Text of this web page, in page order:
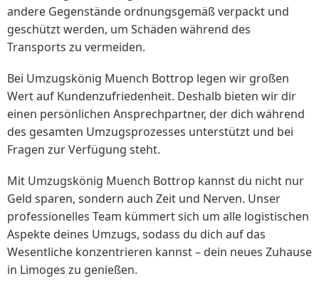
andere Gegenstände ordnungsgemäß verpackt und
geschützt werden, um Schäden während des
Transports zu vermeiden.
Bei Umzugskönig Muench Bottrop legen wir großen
Wert auf Kundenzufriedenheit. Deshalb bieten wir dir
einen persönlichen Ansprechpartner, der dich während
des gesamten Umzugsprozesses unterstützt und bei
Fragen zur Verfügung steht.
Mit Umzugskönig Muench Bottrop kannst du nicht nur
Geld sparen, sondern auch Zeit und Nerven. Unser
professionelles Team kümmert sich um alle logistischen
Aspekte deines Umzugs, sodass du dich auf das
Wesentliche konzentrieren kannst – dein neues Zuhause
in Limoges zu genießen.